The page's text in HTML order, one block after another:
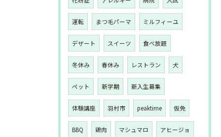
運転 まつ毛パーマ ミルフィーユ
デザート スイーツ 食べ放題
冬休み 春休み レストラン 犬
ペット 新学期 新入生募集
体験講座 羽村市 peaktime 仮免
BBQ 鶏肉 マシュマロ アヒージョ